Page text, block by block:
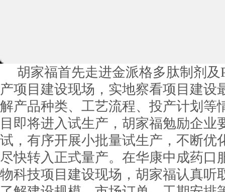
胡家福首先走进金派格多肽制剂及
产项目建设现场，实地察看项目建设
解产品种类、工艺流程、投产计划等
目即将进入试生产，胡家福勉励企业
试，有序开展小批量试生产，不断优
尽快转入正式量产。在华康中成药口
物科技项目建设现场，胡家福认真听